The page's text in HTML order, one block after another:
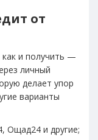
от
как и получить —
личный
делает упор
варианты
Ощад24 и другие;